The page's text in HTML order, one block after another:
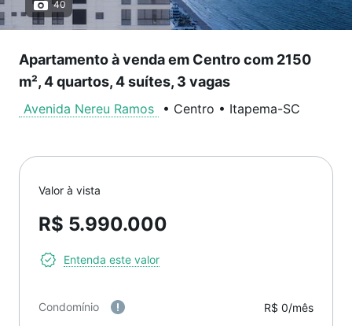
40
Apartamento à venda em Centro com 2150
m², 4 quartos, 4 suítes, 3 vagas
Avenida Nereu Ramos • Centro • Itapema-SC
Valor à vista
R$ 5.990.000
Entenda este valor
Condomínio R$ 0/mês